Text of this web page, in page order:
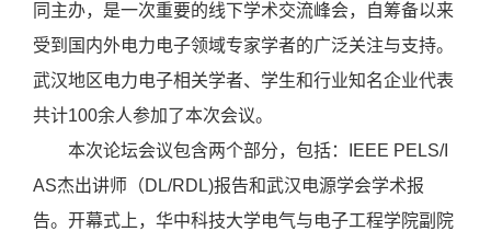
同主办，是一次重要的线下学术交流峰会，自筹备以来
受到国内外电力电子领域专家学者的广泛关注与支持。
武汉地区电力电子相关学者、学生和行业知名企业代表
共计100余人参加了本次会议。
本次论坛会议包含两个部分，包括：IEEE PELS/I
AS杰出讲师（DL/RDL)报告和武汉电源学会学术报
告。开幕式上，华中科技大学电气与电子工程学院副院